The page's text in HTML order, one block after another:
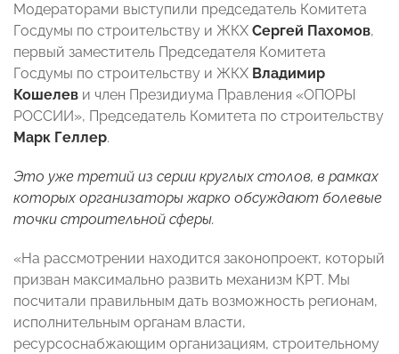
Модераторами выступили председатель Комитета
Госдумы по строительству и ЖКХ Сергей Пахомов,
первый заместитель Председателя Комитета
Госдумы по строительству и ЖКХ Владимир
Кошелев и член Президиума Правления «ОПОРЫ
РОССИИ», Председатель Комитета по строительству
Марк Геллер.
Это уже третий из серии круглых столов, в рамках
которых организаторы жарко обсуждают болевые
точки строительной сферы.
«На рассмотрении находится законопроект, который
призван максимально развить механизм КРТ. Мы
посчитали правильным дать возможность регионам,
исполнительным органам власти,
ресурсоснабжающим организациям, строительному